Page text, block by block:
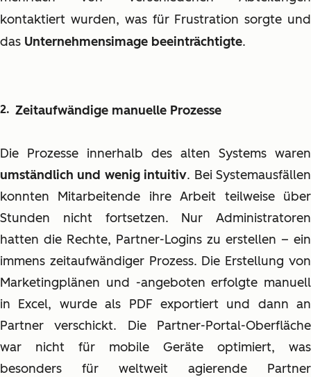
kontaktiert wurden, was für Frustration sorgte und
das Unternehmensimage beeinträchtigte.
Zeitaufwändige manuelle Prozesse
Die Prozesse innerhalb des alten Systems waren
umständlich und wenig intuitiv. Bei Systemausfällen
konnten Mitarbeitende ihre Arbeit teilweise über
Stunden nicht fortsetzen. Nur Administratoren
hatten die Rechte, Partner-Logins zu erstellen – ein
immens zeitaufwändiger Prozess. Die Erstellung von
Marketingplänen und -angeboten erfolgte manuell
in Excel, wurde als PDF exportiert und dann an
Partner verschickt. Die Partner-Portal-Oberfläche
war nicht für mobile Geräte optimiert, was
besonders für weltweit agierende Partner